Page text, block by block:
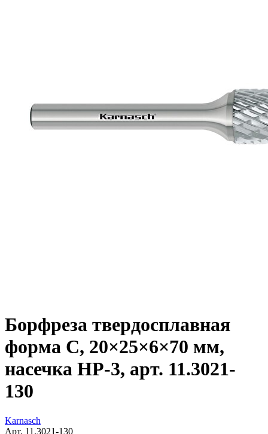
Борфреза твердосплавная
форма C, 20×25×6×70 мм,
насечка HP-3, арт. 11.3021-
130
Karnasch
Арт. 11.3021-130